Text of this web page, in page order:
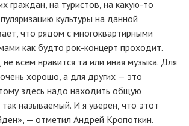
граждан, на туристов, на какую-то
культуры на данной
что рядом с многоквартирными
как будто рок-концерт проходит.
всем нравится та или иная музыка. Для
хорошо, а для других — это
здесь надо находить общую
называемый. И я уверен, что этот
— отметил Андрей Кропоткин.